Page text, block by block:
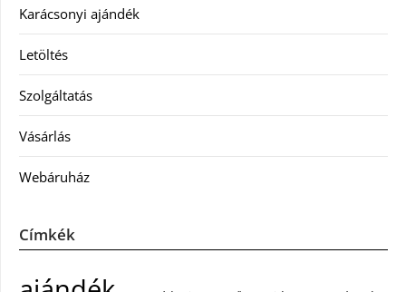
Karácsonyi ajándék
Letöltés
Szolgáltatás
Vásárlás
Webáruház
Címkék